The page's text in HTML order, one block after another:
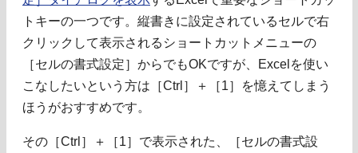
トキーの一つです。縦書きに設定されているセルで右
クリックして表示されるショートカットメニューの
［セルの書式設定］からでもOKですが、Excelを使い
こなしたいという方は［Ctrl］＋［1］を憶えてしまう
ほうがおすすめです。
その［Ctrl］＋［1］で表示された、［セルの書式設